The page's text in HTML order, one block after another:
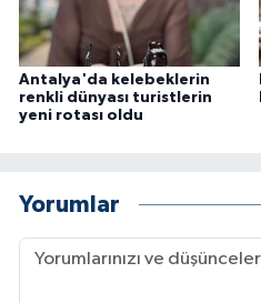
Antalya'da kelebeklerin
renkli dünyası turistlerin
yeni rotası oldu
Yorumlar